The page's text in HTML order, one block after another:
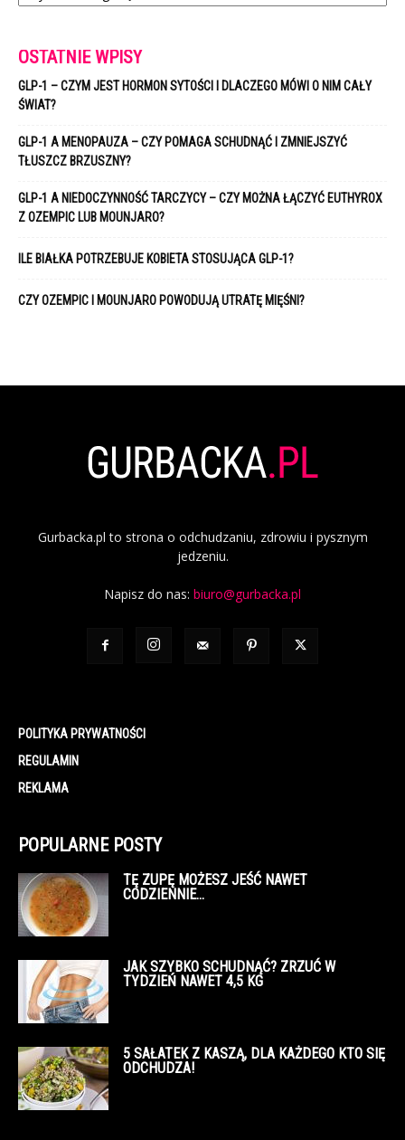
OSTATNIE WPISY
GLP-1 – CZYM JEST HORMON SYTOŚCI I DLACZEGO MÓWI O NIM CAŁY
ŚWIAT?
GLP-1 A MENOPAUZA – CZY POMAGA SCHUDNĄĆ I ZMNIEJSZYĆ
TŁUSZCZ BRZUSZNY?
GLP-1 A NIEDOCZYNNOŚĆ TARCZYCY – CZY MOŻNA ŁĄCZYĆ EUTHYROX
Z OZEMPIC LUB MOUNJARO?
ILE BIAŁKA POTRZEBUJE KOBIETA STOSUJĄCA GLP-1?
CZY OZEMPIC I MOUNJARO POWODUJĄ UTRATĘ MIĘŚNI?
Gurbacka.pl to strona o odchudzaniu, zdrowiu i pysznym
jedzeniu.
Napisz do nas: biuro@gurbacka.pl
POLITYKA PRYWATNOŚCI
REGULAMIN
REKLAMA
POPULARNE POSTY
TĘ ZUPĘ MOŻESZ JEŚĆ NAWET
CODZIENNIE…
JAK SZYBKO SCHUDNĄĆ? ZRZUĆ W
TYDZIEŃ NAWET 4,5 KG
5 SAŁATEK Z KASZĄ, DLA KAŻDEGO KTO SIĘ
ODCHUDZA!